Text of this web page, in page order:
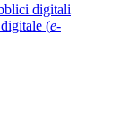
digitali
(e-